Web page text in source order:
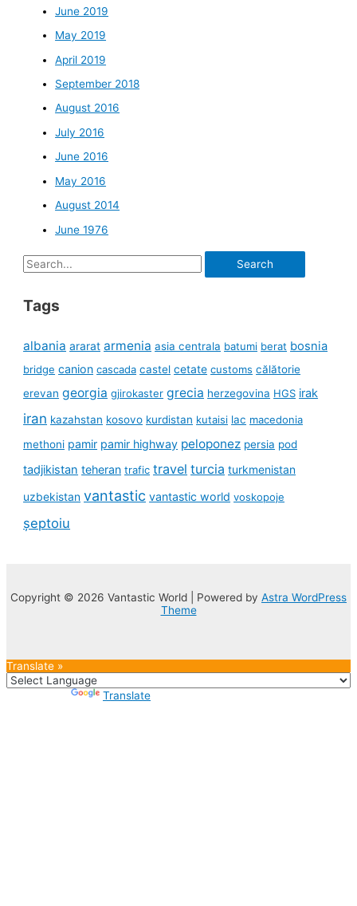
June 2019
May 2019
April 2019
September 2018
August 2016
July 2016
June 2016
May 2016
August 2014
June 1976
Search
Tags
albania ararat armenia asia centrala batumi berat bosnia
bridge canion cascada castel cetate customs călătorie
erevan georgia gjirokaster grecia herzegovina HGS irak
iran kazahstan kosovo kurdistan kutaisi lac macedonia
methoni pamir pamir highway peloponez persia pod
tadjikistan teheran trafic travel turcia turkmenistan
uzbekistan vantastic vantastic world voskopoje
șeptoiu
Copyright © 2026 Vantastic World | Powered by Astra WordPress
Theme
Translate »
Translate